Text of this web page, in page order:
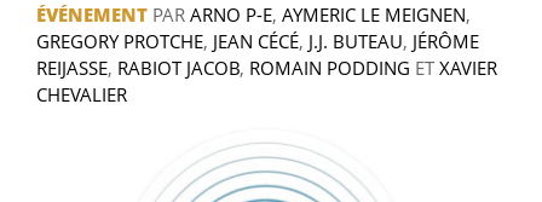
ÉVÉNEMENT PAR ARNO P-E, AYMERIC LE MEIGNEN,
GREGORY PROTCHE, JEAN CÉCÉ, J.J. BUTEAU, JÉRÔME
REIJASSE, RABIOT JACOB, ROMAIN PODDING ETXAVIER
CHEVALIER